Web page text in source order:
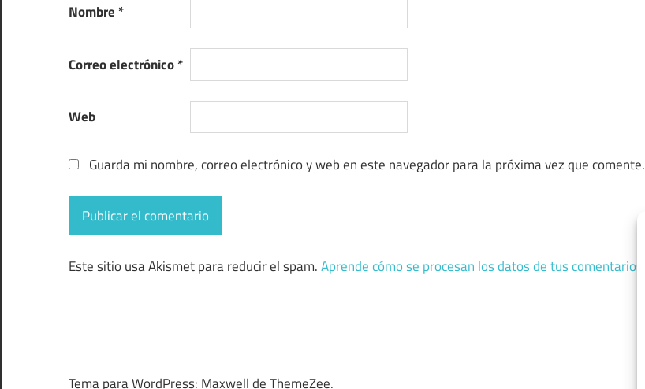
Nombre *
Correo electrónico*
Web
Guarda mi nombre, correo electrónico y web en este navegador para la próxima vez que comente.
Este sitio usa Akismet para reducir el spam.Aprende cómo se procesan los datos de tus comentarios.
Tema para WordPress: Maxwell de ThemeZee.